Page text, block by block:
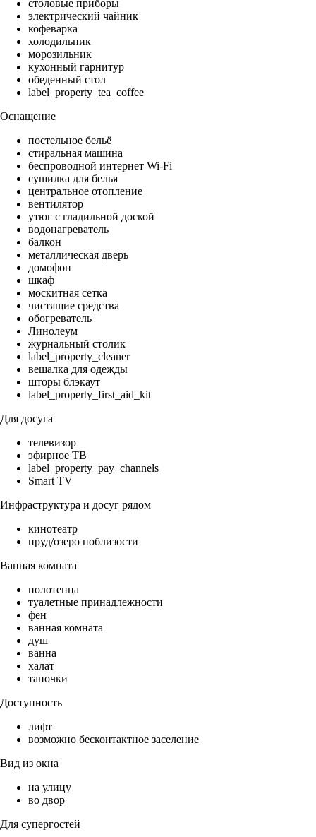
столовые приборы
электрический чайник
кофеварка
холодильник
морозильник
кухонный гарнитур
обеденный стол
label_property_tea_coffee
Оснащение
постельное бельё
стиральная машина
беспроводной интернет Wi-Fi
сушилка для белья
центральное отопление
вентилятор
утюг с гладильной доской
водонагреватель
балкон
металлическая дверь
домофон
шкаф
москитная сетка
чистящие средства
обогреватель
Линолеум
журнальный столик
label_property_cleaner
вешалка для одежды
шторы блэкаут
label_property_first_aid_kit
Для досуга
телевизор
эфирное ТВ
label_property_pay_channels
Smart TV
Инфраструктура и досуг рядом
кинотеатр
пруд/озеро поблизости
Ванная комната
полотенца
туалетные принадлежности
фен
ванная комната
душ
ванна
халат
тапочки
Доступность
лифт
возможно бесконтактное заселение
Вид из окна
на улицу
во двор
Для супергостей